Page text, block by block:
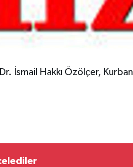
İsmail Hakkı Özölçer, Kurban